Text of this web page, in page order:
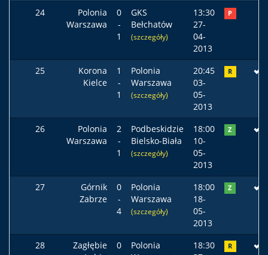
24
Polonia
Warszawa
0
-
1
GKS
Bełchatów
(szczegóły)
13:30
27-
04-
2013
P
25
Korona
Kielce
1
-
1
Polonia
Warszawa
(szczegóły)
20:45
03-
05-
2013
R
26
Polonia
Warszawa
2
-
1
Podbeskidzie
Bielsko-Biała
(szczegóły)
18:00
10-
05-
2013
Z
27
Górnik
Zabrze
0
-
4
Polonia
Warszawa
(szczegóły)
18:00
18-
05-
2013
Z
28
Zagłębie
0
Polonia
18:30
R